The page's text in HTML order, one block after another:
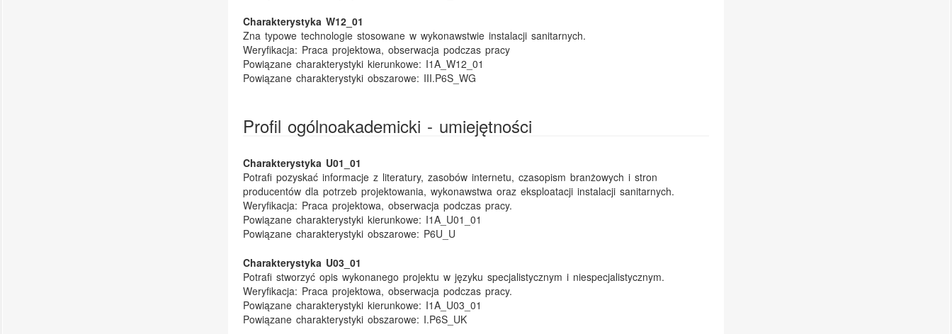
Charakterystyka W12_01
Zna typowe technologie stosowane w wykonawstwie instalacji sanitarnych.
Weryfikacja: Praca projektowa, obserwacja podczas pracy
Powiązane charakterystyki kierunkowe: I1A_W12_01
Powiązane charakterystyki obszarowe: III.P6S_WG
Profil ogólnoakademicki - umiejętności
Charakterystyka U01_01
Potrafi pozyskać informacje z literatury, zasobów internetu, czasopism branżowych i stron
producentów dla potrzeb projektowania, wykonawstwa oraz eksploatacji instalacji sanitarnych.
Weryfikacja: Praca projektowa, obserwacja podczas pracy.
Powiązane charakterystyki kierunkowe: I1A_U01_01
Powiązane charakterystyki obszarowe: P6U_U
Charakterystyka U03_01
Potrafi stworzyć opis wykonanego projektu w języku specjalistycznym i niespecjalistycznym.
Weryfikacja: Praca projektowa, obserwacja podczas pracy.
Powiązane charakterystyki kierunkowe: I1A_U03_01
Powiązane charakterystyki obszarowe: I.P6S_UK